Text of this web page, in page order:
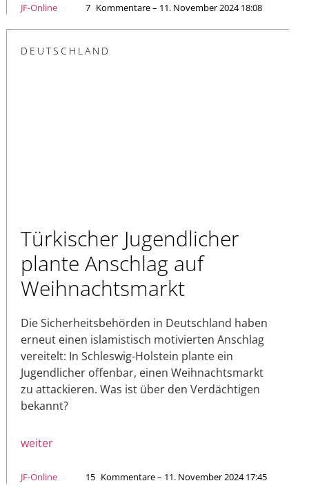
JF-Online 7 Kommentare – 11. November 2024 18:08
DEUTSCHLAND
Türkischer Jugendlicher
plante Anschlag auf
Weihnachtsmarkt
Die Sicherheitsbehörden in Deutschland haben
erneut einen islamistisch motivierten Anschlag
vereitelt: In Schleswig-Holstein plante ein
Jugendlicher offenbar, einen Weihnachtsmarkt
zu attackieren. Was ist über den Verdächtigen
bekannt?
weiter
JF-Online 15 Kommentare – 11. November 2024 17:45